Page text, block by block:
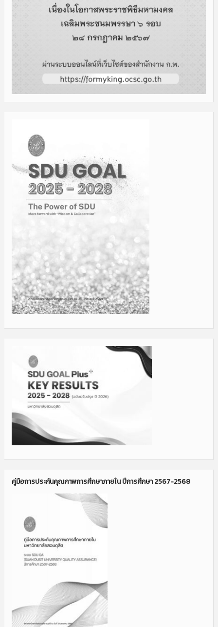
คู่มือการประกันคุณภาพการศึกษาภายใน ปีการศึกษา 2567-2568